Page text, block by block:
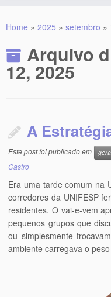
Home » 2025 » setembro »
Arquivo
12, 2025
A
Este post foi publicado em
Castro
Era uma tarde comum na
corredores da UNIFESP
residentes. O vai-e-vem
pequenos grupos que
ou simplesmente
ambiente carregava o